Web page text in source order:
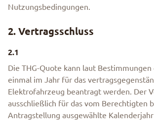
Nutzungsbedingungen.
2. Vertragsschluss
2.1
Die THG-Quote kann laut Bestimmungen
einmal im Jahr für das
Elektrofahrzeug beantragt werden. Der
ausschließlich für das vom Berechtigten
Antragstellung ausgewählte